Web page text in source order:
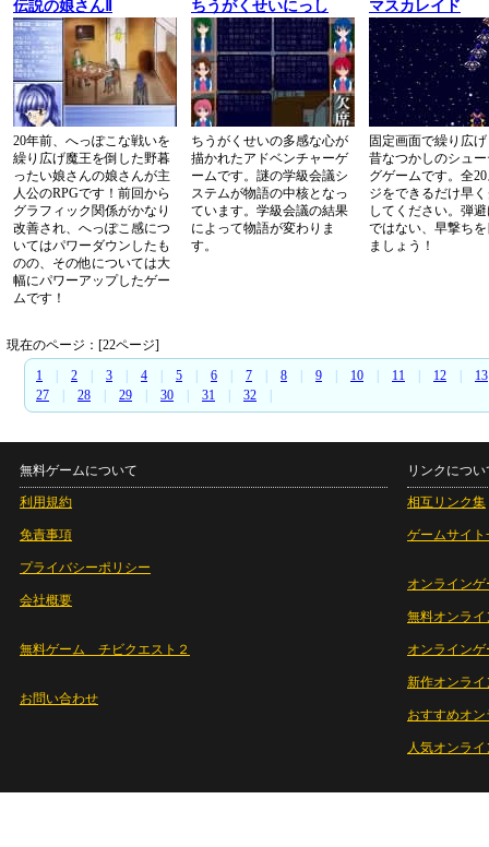
伝説の娘さんⅡ
20年前、へっぽこな戦いを
繰り広げ魔王を倒した野暮
ったい娘さんの娘さんが主
人公のRPGです！前回から
グラフィック関係がかなり
改善され、へっぽこ感につ
いてはパワーダウンしたも
のの、その他については大
幅にパワーアップしたゲー
ムです！
ちうがくせいにっし
ちうがくせいの多感な心が
描かれたアドベンチャーゲ
ームです。謎の学級会議シ
ステムが物語の中核となっ
ています。学級会議の結果
によって物語が変わりま
す。
マスカレイド
固定画面で繰り広
昔なつかしのシュ
グゲームです。全
ジをできるだけ早
してください。弾
ではない、早撃ち
ましょう！
現在のページ：[22ページ]
1
2 3 4 5 6 7 8 9 10 11 12 13
27
28 29 30 31 32
無料ゲームについて
利用規約
免責事項
プライバシーポリシー
会社概要
無料ゲーム チビクエスト２
お問い合わせ
リンクについ
相互リンク集
ゲームサイト
オンラインゲ
無料オンライ
オンライン
新作オンライ
おすすめオ
人気オンラ